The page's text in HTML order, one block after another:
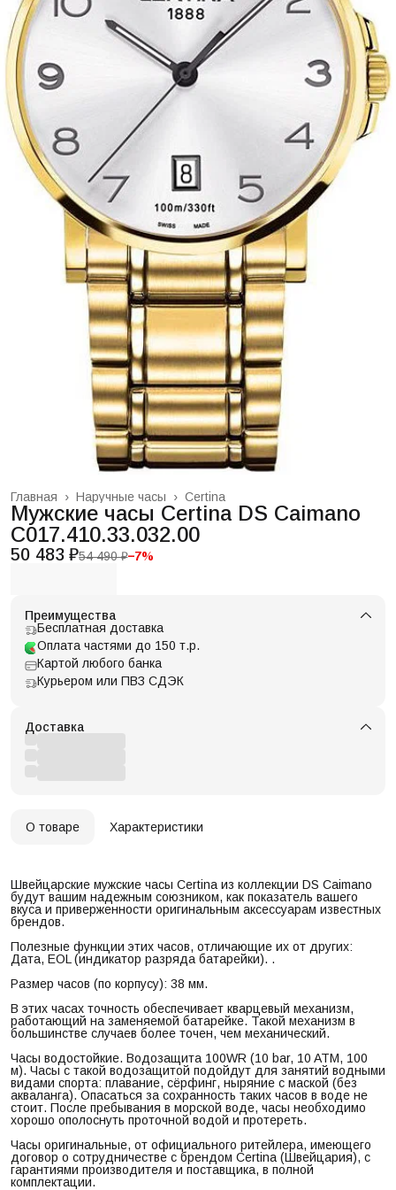
Certina
Наручные часы ›
Главная ›
Мужские часы Certina DS Caimano
C017.410.33.032.00
50 483 ₽54 490 ₽−7%
Преимущества
Бесплатная доставка
Оплата частями до 150 т.р.
Картой любого банка
Курьером или ПВЗ СДЭК
Доставка
О товаре Характеристики
Швейцарские мужские часы Certina из коллекции DS Caimano
будут вашим надежным союзником, как показатель вашего
вкуса и приверженности оригинальным аксессуарам известных
брендов.
Полезные функции этих часов, отличающие их от других:
Дата, EOL (индикатор разряда батарейки). .
Размер часов (по корпусу): 38 мм.
В этих часах точность обеспечивает кварцевый механизм,
работающий на заменяемой батарейке. Такой механизм в
большинстве случаев более точен, чем механический.
Часы водостойкие. Водозащита 100WR (10 bar, 10 ATM, 100
м). Часы с такой водозащитой подойдут для занятий водными
видами спорта: плавание, сёрфинг, ныряние с маской (без
акваланга). Опасаться за сохранность таких часов в воде не
стоит. После пребывания в морской воде, часы необходимо
хорошо ополоснуть проточной водой и протереть.
Часы оригинальные, от официального ритейлера, имеющего
договор о сотрудничестве с брендом Certina (Швейцария), с
гарантиями производителя и поставщика, в полной
комплектации.